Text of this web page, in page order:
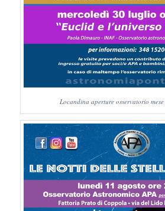
Locandina aperture osservatorio